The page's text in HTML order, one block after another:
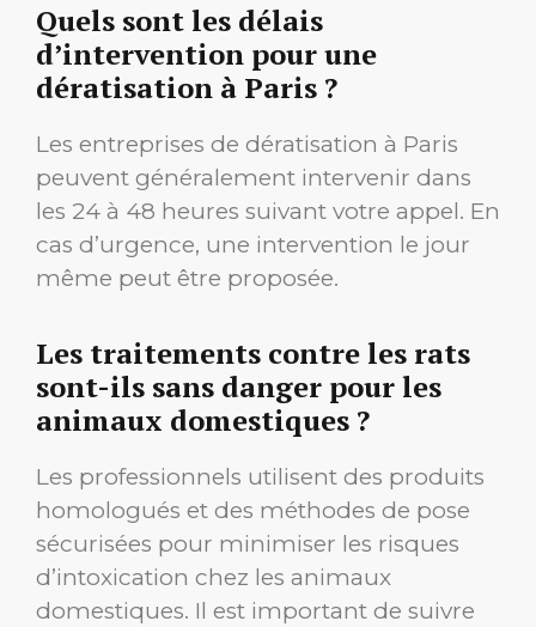
Quels sont les délais
d’intervention pour une
dératisation à Paris ?
Les entreprises de dératisation à Paris
peuvent généralement intervenir dans
les 24 à 48 heures suivant votre appel. En
cas d’urgence, une intervention le jour
même peut être proposée.
Les traitements contre les rats
sont-ils sans danger pour les
animaux domestiques ?
Les professionnels utilisent des produits
homologués et des méthodes de pose
sécurisées pour minimiser les risques
d’intoxication chez les animaux
domestiques. Il est important de suivre